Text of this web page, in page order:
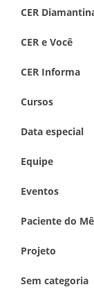
CER
CER e Você
CER Informa
Cursos
Data especial
Equipe
Eventos
Paciente do
Projeto
Sem categoria